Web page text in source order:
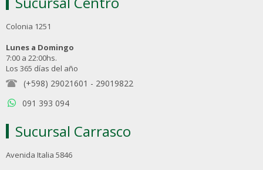
Colonia 1251
Lunes a Domingo
7:00 a 22:00hs.
Los 365 días del año
(+598) 29021601 - 29019822
091 393 094
Sucursal Carrasco
Avenida Italia 5846